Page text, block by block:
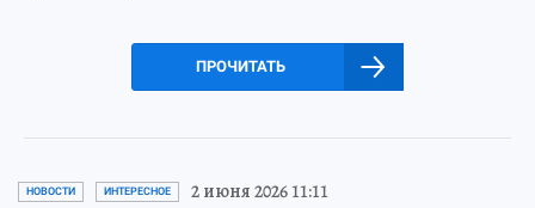
ПРОЧИТАТЬ
НОВОСТИ ИНТЕРЕСНОЕ 2 июня 2026 11:11